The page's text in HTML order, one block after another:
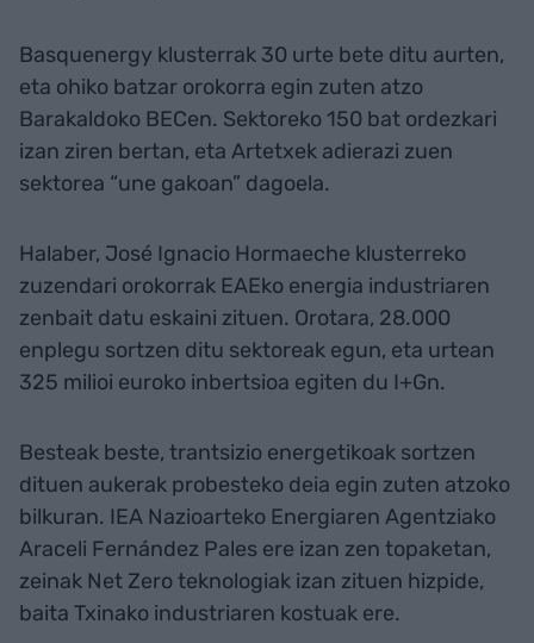
Basquenergy klusterrak 30 urte bete ditu aurten,
eta ohiko batzar orokorra egin zuten atzo
Barakaldoko BECen. Sektoreko 150 bat ordezkari
izan ziren bertan, eta Artetxek adierazi zuen
sektorea “une gakoan” dagoela.
Halaber, José Ignacio Hormaeche klusterreko
zuzendari orokorrak EAEko energia industriaren
zenbait datu eskaini zituen. Orotara, 28.000
enplegu sortzen ditu sektoreak egun, eta urtean
325 milioi euroko inbertsioa egiten du I+Gn.
Besteak beste, trantsizio energetikoak sortzen
dituen aukerak probesteko deia egin zuten atzoko
bilkuran. IEA Nazioarteko Energiaren Agentziako
Araceli Fernández Pales ere izan zen topaketan,
zeinak Net Zero teknologiak izan zituen hizpide,
baita Txinako industriaren kostuak ere.